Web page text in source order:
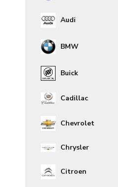
Audi
BMW
Buick
Cadillac
Chevrolet
Chrysler
Citroen